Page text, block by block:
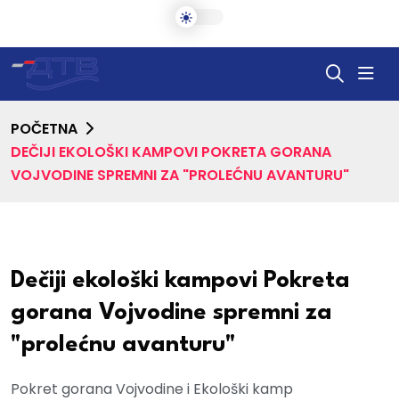
POČETNA
DEČIJI EKOLOŠKI KAMPOVI POKRETA GORANA
VOJVODINE SPREMNI ZA "PROLEĆNU AVANTURU"
Dečiji ekološki kampovi Pokreta
gorana Vojvodine spremni za
"prolećnu avanturu"
Pokret gorana Vojvodine i Ekološki kamp